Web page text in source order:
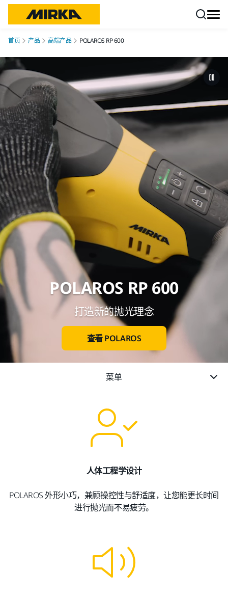
首页 产品 高端产品 POLAROS RP 600
POLAROS RP 600
打造新的抛光理念
查看 POLAROS
菜单
人体工程学设计
POLAROS 外形小巧，兼顾操控性与舒适度，让您能更长时间
进行抛光而不易疲劳。